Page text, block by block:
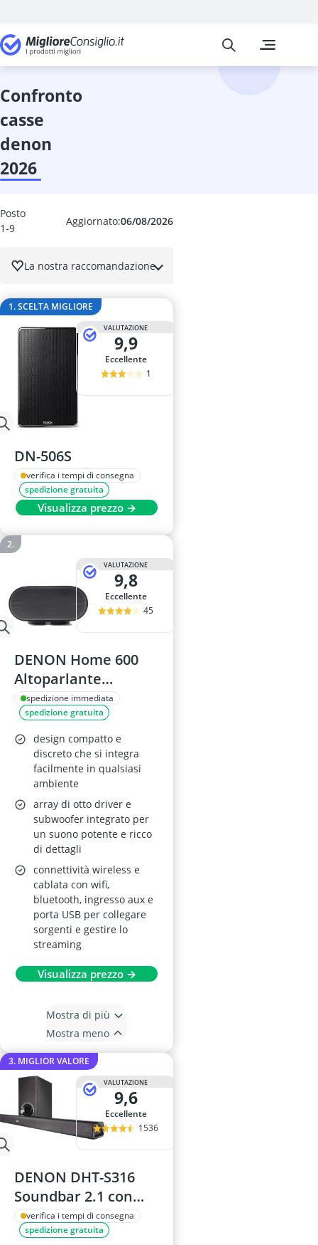
Elettronica
6TB HDD
Migliore Consiglio
confronto
casse
denon
2026
Aggiornato:06/08/2026
Posto
1-9
La nostra raccomandazione
1. SCELTA MIGLIORE
VALUTAZIONE
9,9
Eccellente
1
DN-506S
verifica i tempi di consegna
spedizione gratuita
Visualizza prezzo →
VALUTAZIONE
9,8
Eccellente
45
DENON Home 600
Altoparlante
wireless con Dolby
Atmos, HEOS, Wi-Fi,
Bluetooth, AirPlay 2,
Hi-Res Audio, Stereo
Pairing - Nero
spedizione immediata
spedizione gratuita
design compatto e
discreto che si integra
facilmente in qualsiasi
ambiente
array di otto driver e
subwoofer integrato per
un suono potente e ricco
di dettagli
connettività wireless e
cablata con wifi,
bluetooth, ingresso aux e
porta USB per collegare
sorgenti e gestire lo
streaming
Visualizza prezzo →
Mostra di più
Mostra meno
3. MIGLIOR VALORE
VALUTAZIONE
9,6
Eccellente
1536
DENON DHT-S316
Soundbar 2.1 con
Subwoofer Wireless
verifica i tempi di consegna
spedizione gratuita